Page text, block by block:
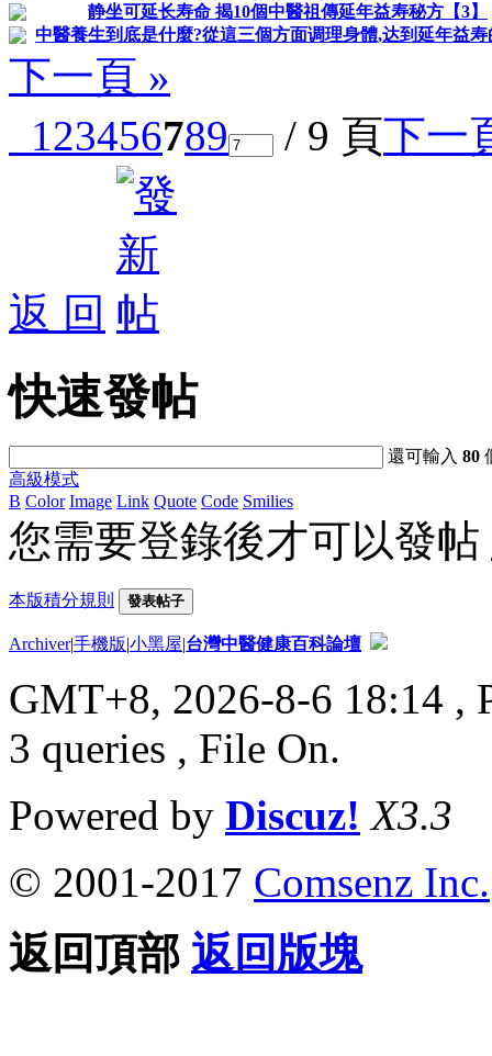
静坐可延长寿命 揭10個中醫祖傳延年益寿秘方【3】
中醫養生到底是什麼?從這三個方面调理身體,达到延年益寿
下一頁 »
123456789 / 9 頁下一
返 回
快速發帖
還可輸入80
高級模式
B Color Image Link Quote Code Smilies
您需要登錄後才可以發帖
本版積分規則 發表帖子
Archiver|手機版|小黑屋|台灣中醫健康百科論壇
GMT+8, 2026-8-6 18:14 ,
3 queries , File On.
Powered by Discuz! X3.3
© 2001-2017 Comsenz Inc.
返回頂部 返回版塊